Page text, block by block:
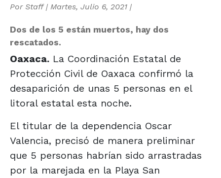
Por Staff| Martes, Julio 6, 2021 |
Dos de los 5 están muertos, hay dos
rescatados.
Oaxaca. La Coordinación Estatal de
Protección Civil de Oaxaca confirmó la
desaparición de unas 5 personas en el
litoral estatal esta noche.
El titular de la dependencia Oscar
Valencia, precisó de manera preliminar
que 5 personas habrían sido arrastradas
por la marejada en la Playa San